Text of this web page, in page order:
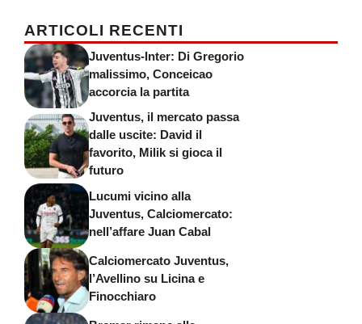
ARTICOLI RECENTI
Juventus-Inter: Di Gregorio
malissimo, Conceicao
accorcia la partita
Juventus, il mercato passa
dalle uscite: David il
favorito, Milik si gioca il
futuro
Lucumi vicino alla
Juventus, Calciomercato:
nell’affare Juan Cabal
Calciomercato Juventus,
l’Avellino su Licina e
Finocchiaro